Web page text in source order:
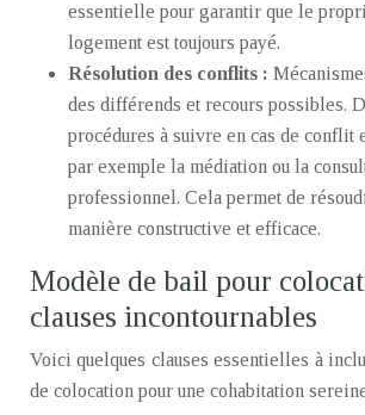
essentielle pour garantir que le
logement est toujours payé.
Résolution des conflits :
des différends et recours possibles.
procédures à suivre en cas de conflit
par exemple la médiation ou la
professionnel. Cela permet de
manière constructive et efficace.
Modèle de bail pour
clauses incontournables
Voici quelques clauses essentielles à
de colocation pour une cohabitation